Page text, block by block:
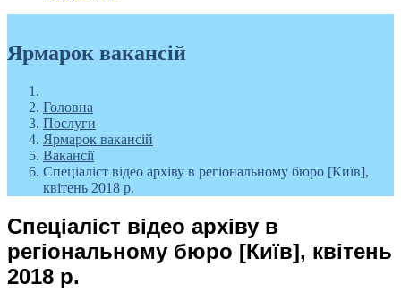
Ярмарок вакансій
Головна
Послуги
Ярмарок вакансій
Вакансії
Спеціаліст відео архіву в регіональному бюро [Київ],
квітень 2018 р.
Спеціаліст відео архіву в
регіональному бюро [Київ], квітень
2018 р.